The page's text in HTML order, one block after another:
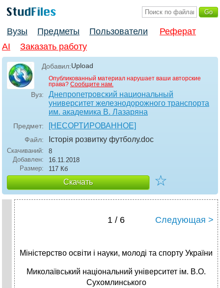
Вузы Предметы Пользователи
Реферат
AI
Заказать работу
Добавил:Upload
Опубликованный материал нарушает ваши авторские
права? Сообщите нам.
Вуз:
Днепропетровский национальный
университет железнодорожного транспорта
им. академика В. Лазаряна
Предмет: [НЕСОРТИРОВАННОЕ]
Файл: Історія розвитку футболу.doc
Скачиваний:
8
Добавлен:
16.11.2018
Размер:
117 Кб
Скачать ☆
1 / 6 Следующая >
Міністерство освіти і науки, молоді та спорту України
Миколаївський національний університет ім. В.О.
Сухомлинського